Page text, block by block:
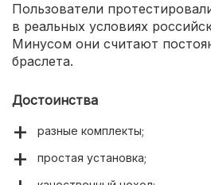
Пользователи
в реальных условиях
Минусом они считают
браслета.
Достоинства
разные комплекты;
простая установка;